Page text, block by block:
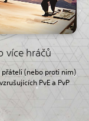
více hráčů
(nebo proti nim)
PvE a PvP